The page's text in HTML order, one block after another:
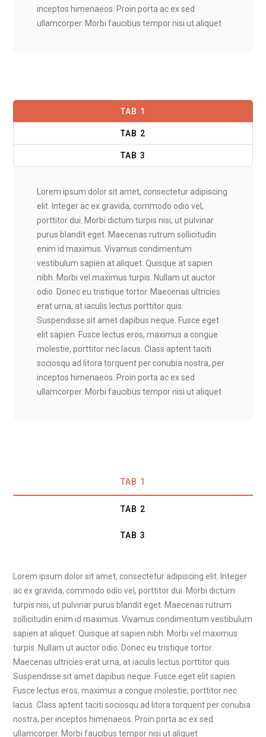
inceptos himenaeos. Proin porta ac ex sed
ullamcorper. Morbi faucibus tempor nisi ut aliquet
TAB 1
TAB 2
TAB 3
Lorem ipsum dolor sit amet, consectetur adipiscing
elit. Integer ac ex gravida, commodo odio vel,
porttitor dui. Morbi dictum turpis nisi, ut pulvinar
purus blandit eget. Maecenas rutrum sollicitudin
enim id maximus. Vivamus condimentum
vestibulum sapien at aliquet. Quisque at sapien
nibh. Morbi vel maximus turpis. Nullam ut auctor
odio. Donec eu tristique tortor. Maecenas ultricies
erat urna, at iaculis lectus porttitor quis.
Suspendisse sit amet dapibus neque. Fusce eget
elit sapien. Fusce lectus eros, maximus a congue
molestie, porttitor nec lacus. Class aptent taciti
sociosqu ad litora torquent per conubia nostra, per
inceptos himenaeos. Proin porta ac ex sed
ullamcorper. Morbi faucibus tempor nisi ut aliquet
TAB 1
TAB 2
TAB 3
Lorem ipsum dolor sit amet, consectetur adipiscing elit. Integer
ac ex gravida, commodo odio vel, porttitor dui. Morbi dictum
turpis nisi, ut pulvinar purus blandit eget. Maecenas rutrum
sollicitudin enim id maximus. Vivamus condimentum vestibulum
sapien at aliquet. Quisque at sapien nibh. Morbi vel maximus
turpis. Nullam ut auctor odio. Donec eu tristique tortor.
Maecenas ultricies erat urna, at iaculis lectus porttitor quis.
Suspendisse sit amet dapibus neque. Fusce eget elit sapien.
Fusce lectus eros, maximus a congue molestie, porttitor nec
lacus. Class aptent taciti sociosqu ad litora torquent per conubia
nostra, per inceptos himenaeos. Proin porta ac ex sed
ullamcorper. Morbi faucibus tempor nisi ut aliquet